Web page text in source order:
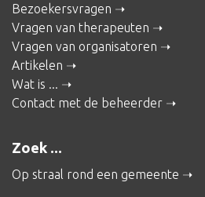
Bezoekersvragen
Vragen van therapeuten
Vragen van organisatoren
Artikelen
Wat is ...
Contact met de beheerder
Zoek ...
Op straal rond een gemeente